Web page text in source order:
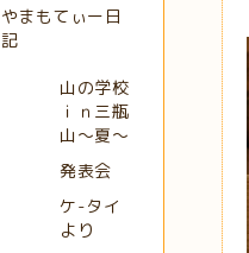
やまもてぃー日
記
山の学校
ｉｎ三瓶
山～夏～
発表会
ケ-タイ
より